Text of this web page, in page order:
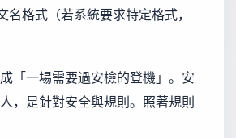
名格式（若系統要求特定格式，
「一場需要過安檢的登機」。安
，是針對安全與規則。照著規則